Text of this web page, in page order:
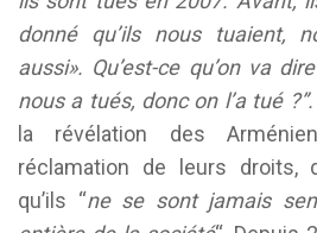
donné qu’ils nous tuaient,
aussi». Qu’est-ce qu’on va
nous a tués, donc on l’a tué ?”.
la révélation des
réclamation de leurs droits,
qu’ils “ne se sont jamais